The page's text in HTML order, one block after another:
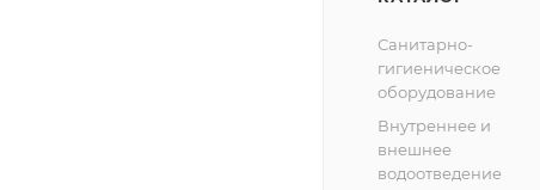
Санитарно-
гигиеническое
оборудование
Внутреннее и
внешнее
водоотведение